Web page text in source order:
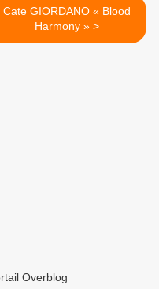
Cate GIORDANO « Blood
Harmony » >
Overblog